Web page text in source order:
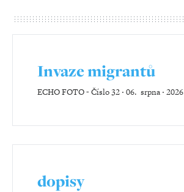
Invaze migrantů
ECHO FOTO-Číslo 32 ‧ 06. srpna ‧ 2026
dopisy